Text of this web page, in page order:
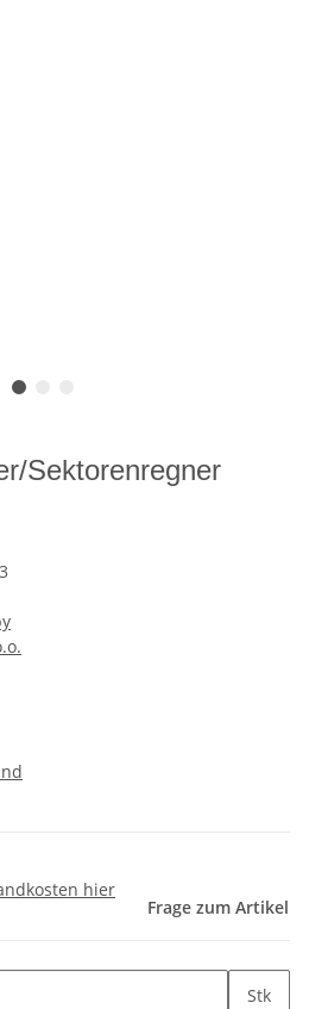
Sektorenregner
hier
Frage zum Artikel
Stk